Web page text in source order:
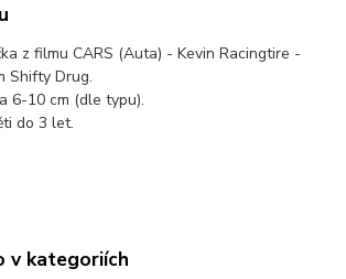
z filmu CARS (Auta) - Kevin Racingtire -
Shifty Drug.
6-10 cm (dle typu).
do 3 let.
v kategoriích